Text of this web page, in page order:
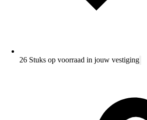
26 Stuks op voorraad in jouw vestiging